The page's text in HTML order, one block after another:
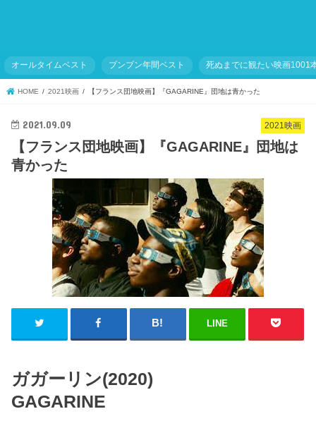
オールタイムベスト ブンブン年間ベスト 死ぬまでに観たい映画1001
HOME 2021映画 【フランス団地映画】『GAGARINE』団地は青かった
2021映画
2021.09.09
【フランス団地映画】『GAGARINE』団地は
青かった
LINE
ガガーリン(2020)
GAGARINE